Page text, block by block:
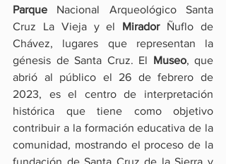
Parque Nacional Arqueológico Santa
Cruz La Vieja y el Mirador Ñuflo de
Chávez, lugares que representan la
génesis de Santa Cruz. El Museo, que
abrió al público el 26 de febrero de
2023, es el centro de interpretación
histórica que tiene como objetivo
contribuir a la formación educativa de la
comunidad, mostrando el proceso de la